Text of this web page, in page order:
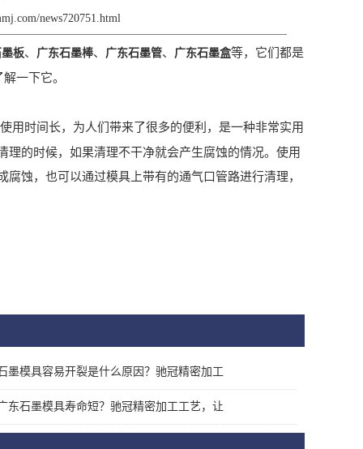
news720751.html
板、 广东石墨棒、 广东石墨管、 广东石墨盒等，它们都是
一下它。
用时间长，为人们带来了很多的便利，是一种非常实用
的时候，如果清理不干净就会产生腐蚀的情况。使用
蚀，也可以通过模具上带有的通气口管路进行清理，
墨模具容易开裂是什么原因？驰冠精密加工
东石墨模具寿命短？驰冠精密加工工艺，让